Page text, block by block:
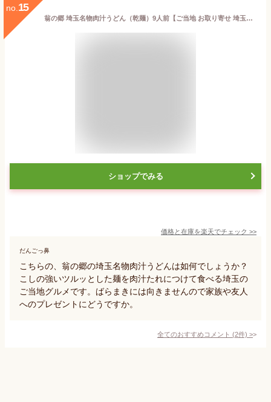
no. 15
翁の郷 埼玉名物肉汁うどん（乾麺）9人前【ご当地 お取り寄せ 埼玉うどん】
ショップでみる
価格と在庫を楽天でチェック >>
だんごっ鼻
こちらの、翁の郷の埼玉名物肉汁うどんは如何でしょうか？
こしの強いツルッとした麺を肉汁たれにつけて食べる埼玉の
ご当地グルメです。ばらまきには向きませんので家族や友人
へのプレゼントにどうですか。
全てのおすすめコメント (2件) >